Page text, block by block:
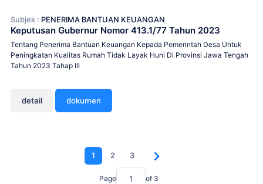
Subjek : PENERIMA BANTUAN KEUANGAN
Keputusan Gubernur Nomor 413.1/77 Tahun 2023
Tentang Penerima Bantuan Keuangan Kepada Pemerintah Desa Untuk
Peningkatan Kualitas Rumah Tidak Layak Huni Di Provinsi Jawa Tengah
Tahun 2023 Tahap III
detail dokumen
1 2 3
Page of 3